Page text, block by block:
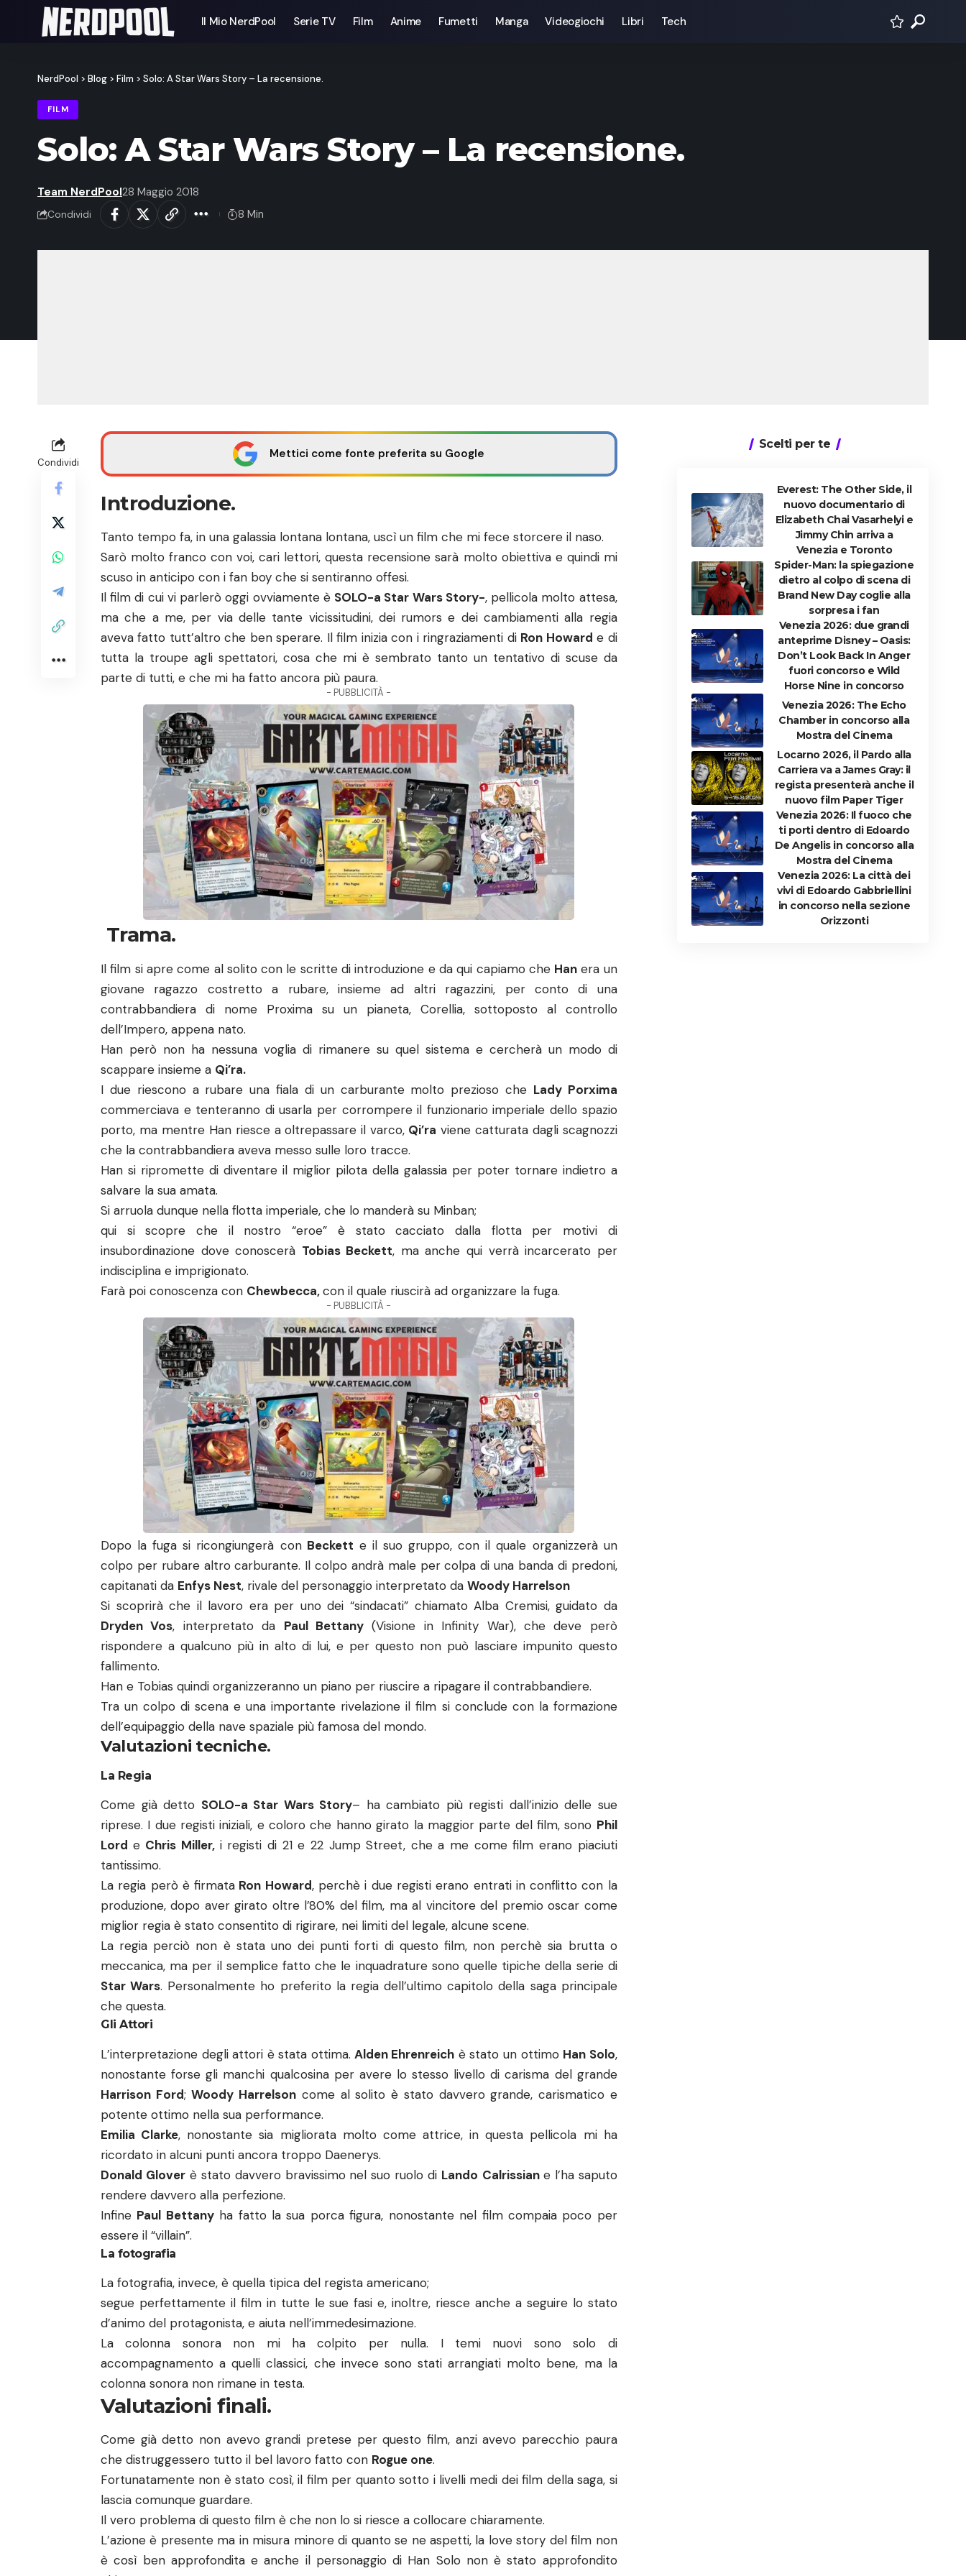
Il Mio NerdPool Serie TV Film Anime Fumetti Manga Videogiochi Libri Tech
NerdPool > Blog > Film > Solo: A Star Wars Story – La recensione.
FILM
Solo: A Star Wars Story – La recensione.
Team NerdPool28 Maggio 2018
Condividi 8 Min
Condividi
Mettici come fonte preferita su Google
Introduzione.
Tanto tempo fa, in una galassia lontana lontana, uscì un film che mi fece storcere il naso.
Sarò molto franco con voi, cari lettori, questa recensione sarà molto obiettiva e quindi mi
scuso in anticipo con i fan boy che si sentiranno offesi.
Il film di cui vi parlerò oggi ovviamente è SOLO-a Star Wars Story-, pellicola molto attesa,
ma che a me, per via delle tante vicissitudini, dei rumors e dei cambiamenti alla regia
aveva fatto tutt’altro che ben sperare. Il film inizia con i ringraziamenti di Ron Howard e di
tutta la troupe agli spettatori, cosa che mi è sembrato tanto un tentativo di scuse da
parte di tutti, e che mi ha fatto ancora più paura.
- PUBBLICITÀ -
Trama.
Il film si apre come al solito con le scritte di introduzione e da qui capiamo che Han era un
giovane ragazzo costretto a rubare, insieme ad altri ragazzini, per conto di una
contrabbandiera di nome Proxima su un pianeta, Corellia, sottoposto al controllo
dell’Impero, appena nato.
Han però non ha nessuna voglia di rimanere su quel sistema e cercherà un modo di
scappare insieme a Qi’ra.
I due riescono a rubare una fiala di un carburante molto prezioso che Lady Porxima
commerciava e tenteranno di usarla per corrompere il funzionario imperiale dello spazio
porto, ma mentre Han riesce a oltrepassare il varco, Qi’ra viene catturata dagli scagnozzi
che la contrabbandiera aveva messo sulle loro tracce.
Han si ripromette di diventare il miglior pilota della galassia per poter tornare indietro a
salvare la sua amata.
Si arruola dunque nella flotta imperiale, che lo manderà su Minban;
qui si scopre che il nostro “eroe” è stato cacciato dalla flotta per motivi di
insubordinazione dove conoscerà Tobias Beckett, ma anche qui verrà incarcerato per
indisciplina e imprigionato.
Farà poi conoscenza con Chewbecca,con il quale riuscirà ad organizzare la fuga.
- PUBBLICITÀ -
Dopo la fuga si ricongiungerà conBeckett e il suo gruppo, con il quale organizzerà un
colpo per rubare altro carburante. Il colpo andrà male per colpa di una banda di predoni,
capitanati da Enfys Nest, rivale del personaggio interpretato da Woody Harrelson
Si scoprirà che il lavoro era per uno dei “sindacati” chiamato Alba Cremisi, guidato da
Dryden Vos, interpretato da Paul Bettany (Visione in Infinity War), che deve però
rispondere a qualcuno più in alto di lui, e per questo non può lasciare impunito questo
fallimento.
Han e Tobias quindi organizzeranno un piano per riuscire a ripagare il contrabbandiere.
Tra un colpo di scena e una importante rivelazione il film si conclude con la formazione
dell’equipaggio della nave spaziale più famosa del mondo.
Valutazioni tecniche.
La Regia
Come già detto SOLO-a Star Wars Story– ha cambiato più registi dall’inizio delle sue
riprese. I due registi iniziali, e coloro che hanno girato la maggior parte del film, sono Phil
Lord e Chris Miller, i registi di 21 e 22 Jump Street, che a me come film erano piaciuti
tantissimo.
La regia però è firmata Ron Howard, perchè i due registi erano entrati in conflitto con la
produzione, dopo aver girato oltre l’80% del film, ma al vincitore del premio oscar come
miglior regia è stato consentito di rigirare, nei limiti del legale, alcune scene.
La regia perciò non è stata uno dei punti forti di questo film, non perchè sia brutta o
meccanica, ma per il semplice fatto che le inquadrature sono quelle tipiche della serie di
Star Wars. Personalmente ho preferito la regia dell’ultimo capitolo della saga principale
che questa.
Gli Attori
L’interpretazione degli attori è stata ottima. Alden Ehrenreich è stato un ottimo Han Solo,
nonostante forse gli manchi qualcosina per avere lo stesso livello di carisma del grande
Harrison Ford;Woody Harrelson come al solito è stato davvero grande, carismatico e
potente ottimo nella sua performance.
Emilia Clarke, nonostante sia migliorata molto come attrice, in questa pellicola mi ha
ricordato in alcuni punti ancora troppo Daenerys.
Donald Gloverè stato davvero bravissimo nel suo ruolo di Lando Calrissian e l’ha saputo
rendere davvero alla perfezione.
Infine Paul Bettanyha fatto la sua porca figura, nonostante nel film compaia poco per
essere il “villain”.
La fotografia
La fotografia, invece, è quella tipica del regista americano;
segue perfettamente il film in tutte le sue fasi e, inoltre, riesce anche a seguire lo stato
d’animo del protagonista, e aiuta nell’immedesimazione.
La colonna sonora non mi ha colpito per nulla. I temi nuovi sono solo di
accompagnamento a quelli classici, che invece sono stati arrangiati molto bene, ma la
colonna sonora non rimane in testa.
Valutazioni finali.
Come già detto non avevo grandi pretese per questo film, anzi avevo parecchio paura
che distruggessero tutto il bel lavoro fatto con Rogue one.
Fortunatamente non è stato così, il film per quanto sotto i livelli medi dei film della saga, si
lascia comunque guardare.
Il vero problema di questo film è che non lo si riesce a collocare chiaramente.
L’azione è presente ma in misura minore di quanto se ne aspetti, la love story del film non
è così ben approfondita e anche il personaggio di Han Solo non è stato approfondito
Scelti per te
Everest: The Other Side, il
nuovo documentario di
Elizabeth Chai Vasarhelyi e
Jimmy Chin arriva a
Venezia e Toronto
Spider-Man: la spiegazione
dietro al colpo di scena di
Brand New Day coglie alla
sorpresa i fan
Venezia 2026: due grandi
anteprime Disney – Oasis:
Don’t Look Back In Anger
fuori concorso e Wild
Horse Nine in concorso
Venezia 2026: The Echo
Chamber in concorso alla
Mostra del Cinema
Locarno 2026, il Pardo alla
Carriera va a James Gray: il
regista presenterà anche il
nuovo film Paper Tiger
Venezia 2026: Il fuoco che
ti porti dentro di Edoardo
De Angelis in concorso alla
Mostra del Cinema
Venezia 2026: La città dei
vivi di Edoardo Gabbriellini
in concorso nella sezione
Orizzonti